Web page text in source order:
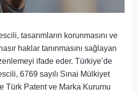
tasarımların korunmasını ve
haklar tanınmasını sağlayan
ifade eder. Türkiye’de
6769 sayılı Sınai Mülkiyet
Türk Patent ve Marka Kurumu